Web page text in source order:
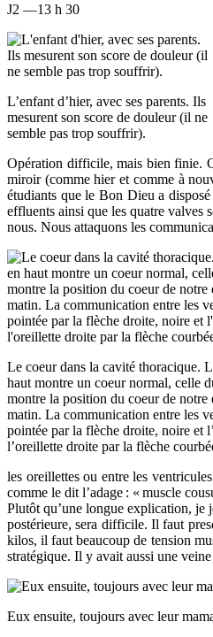
J2 —13 h 30
L’enfant d’hier, avec ses parents. Ils
mesurent son score de douleur (il ne
semble pas trop souffrir).
Opération difficile, mais bien finie.
miroir (comme hier et comme à
étudiants que le Bon Dieu a
effluents ainsi que les quatre valves
nous. Nous attaquons les
Le coeur dans la cavité thoracique.
haut montre un coeur normal, celle
montre la position du coeur de notre
matin. La communication entre les
pointée par la flèche droite, noire et
l’oreillette droite par la flèche
les oreillettes ou entre les
comme le dit l’adage : « muscle
Plutôt qu’une longue explication, je
postérieure, sera difficile. Il faut
kilos, il faut beaucoup de tension
stratégique. Il y avait aussi une
Eux ensuite, toujours avec leur